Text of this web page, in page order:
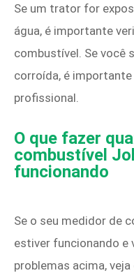
Se um trator for
água, é importante
combustível. Se você
corroída, é
profissional.
O que fazer
combustível
funcionando
Se o seu medidor de
estiver funcionando e
problemas acima,